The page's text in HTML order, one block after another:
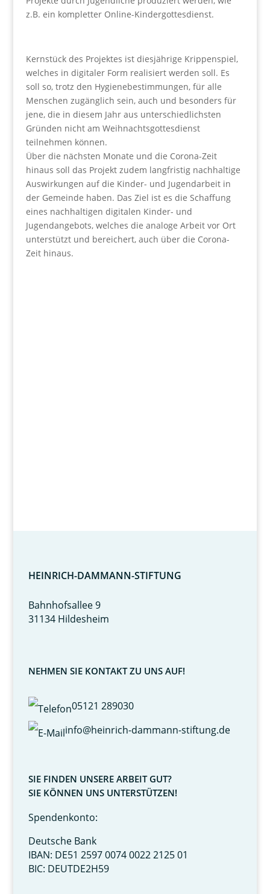
z.B. ein kompletter Online-Kindergottesdienst.
Kernstück des Projektes ist diesjährige Krippenspiel,
welches in digitaler Form realisiert werden soll. Es
soll so, trotz den Hygienebestimmungen, für alle
Menschen zugänglich sein, auch und besonders für
jene, die in diesem Jahr aus unterschiedlichsten
Gründen nicht am Weihnachtsgottesdienst
teilnehmen können.
Über die nächsten Monate und die Corona-Zeit
hinaus soll das Projekt zudem langfristig nachhaltige
Auswirkungen auf die Kinder- und Jugendarbeit in
der Gemeinde haben. Das Ziel ist es die Schaffung
eines nachhaltigen digitalen Kinder- und
Jugendangebots, welches die analoge Arbeit vor Ort
unterstützt und bereichert, auch über die Corona-
Zeit hinaus.
HEINRICH-DAMMANN-STIFTUNG
Bahnhofsallee 9
31134 Hildesheim
NEHMEN SIE KONTAKT ZU UNS AUF!
05121 289030
info@heinrich-dammann-stiftung.de
SIE FINDEN UNSERE ARBEIT GUT?
SIE KÖNNEN UNS UNTERSTÜTZEN!
Spendenkonto:
Deutsche Bank
IBAN: DE51 2597 0074 0022 2125 01
BIC: DEUTDE2H59